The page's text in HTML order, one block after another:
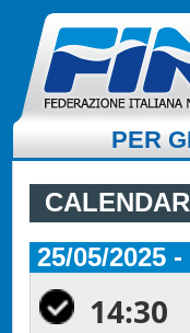
PER
25/05/2025
14:30